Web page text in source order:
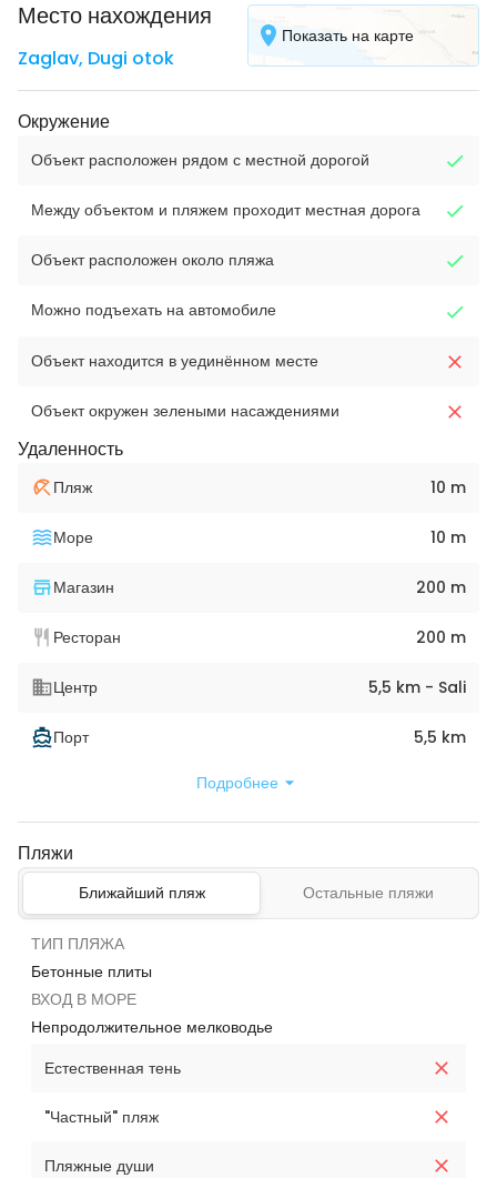
Место нахождения
Zaglav, Dugi otok
Показать на карте
Окружение
Объект расположен рядом с местной дорогой
Между объектом и пляжем проходит местная дорога
Объект расположен около пляжа
Можно подъехать на автомобиле
Объект находится в уединённом месте
Объект окружен зелеными насаждениями
Удаленность
Пляж 10 m
Море 10 m
Магазин 200 m
Ресторан 200 m
Центр 5,5 km - Sali
Порт 5,5 km
Подробнее
Пляжи
Ближайший пляж Остальные пляжи
ТИП ПЛЯЖА
Бетонные плиты
ВХОД В МОРЕ
Непродолжительное мелководье
Естественная тень
"Частный" пляж
Пляжные души